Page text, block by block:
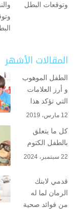
وتوقعات البطل
المقالات الأشهر
الطفل الموهوب
و أرز العلامات
التي تؤكد هذا
12 مارس، 2019
كل ما يتعلق
بالطفل الكتوم
22 سبتمبر، 2024
قدمي لابنك
الرمان لما له
من فوائد صحية